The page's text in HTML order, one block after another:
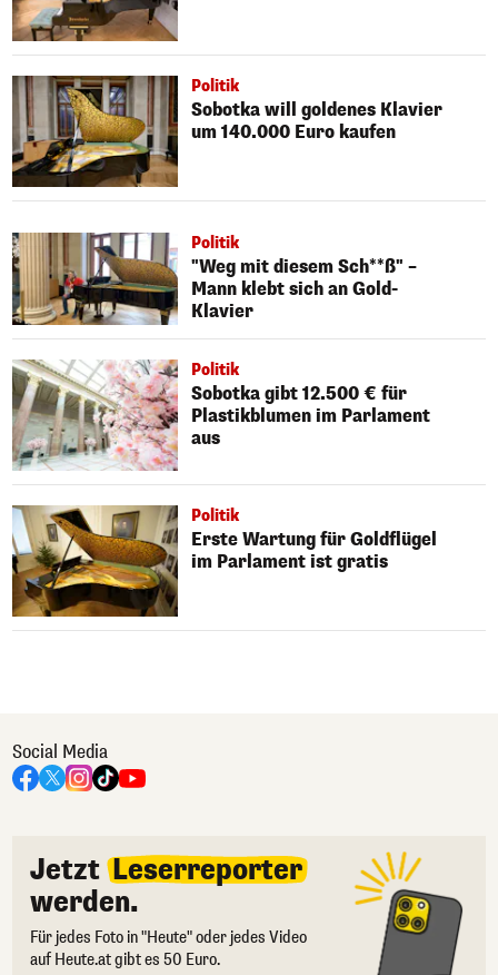
Politik
Sobotka will goldenes Klavier
um 140.000 Euro kaufen
Politik
"Weg mit diesem Sch**ß" –
Mann klebt sich an Gold-
Klavier
Politik
Sobotka gibt 12.500 € für
Plastikblumen im Parlament
aus
Politik
Erste Wartung für Goldflügel
im Parlament ist gratis
Social Media
Jetzt Leserreporter
werden.
Für jedes Foto in "Heute" oder jedes Video
auf Heute.at gibt es 50 Euro.